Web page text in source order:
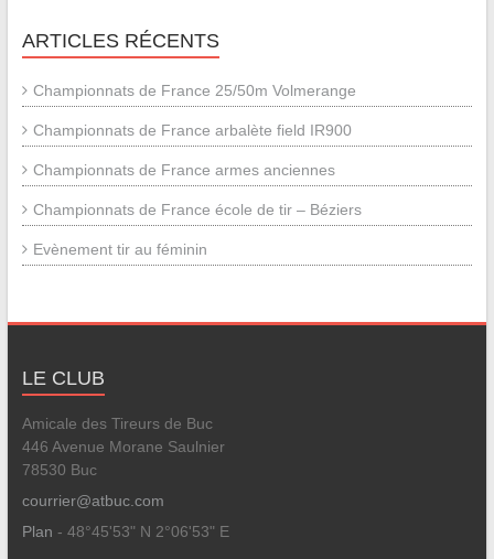
ARTICLES RÉCENTS
Championnats de France 25/50m Volmerange
Championnats de France arbalète field IR900
Championnats de France armes anciennes
Championnats de France école de tir – Béziers
Evènement tir au féminin
LE CLUB
Amicale des Tireurs de Buc
446 Avenue Morane Saulnier
78530 Buc
courrier@atbuc.com
Plan - 48°45'53" N 2°06'53" E